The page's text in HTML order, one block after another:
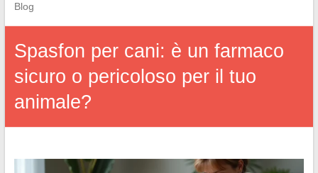
Blog
Spasfon per cani: è un farmaco
sicuro o pericoloso per il tuo
animale?